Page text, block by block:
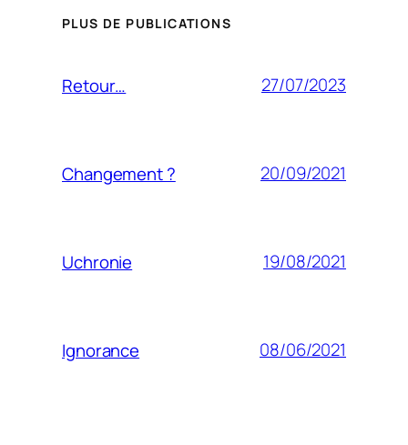
PLUS DE PUBLICATIONS
Retour… 27/07/2023
Changement ? 20/09/2021
Uchronie 19/08/2021
Ignorance 08/06/2021